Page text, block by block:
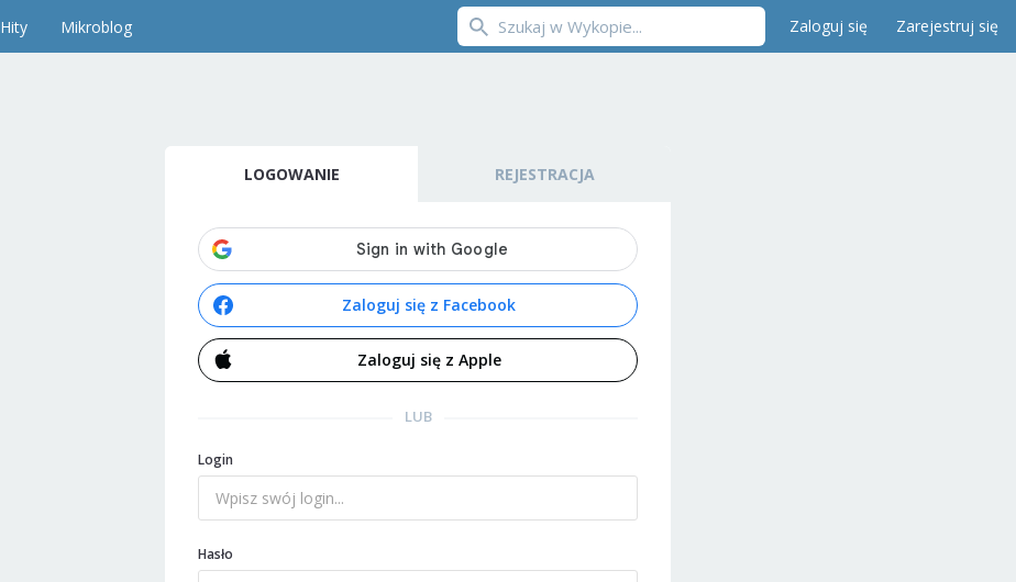
Hity Mikroblog Zaloguj się Zarejestruj się
LOGOWANIE REJESTRACJA
Zaloguj się z Facebook
Zaloguj się z Apple
LUB
Login
Hasło